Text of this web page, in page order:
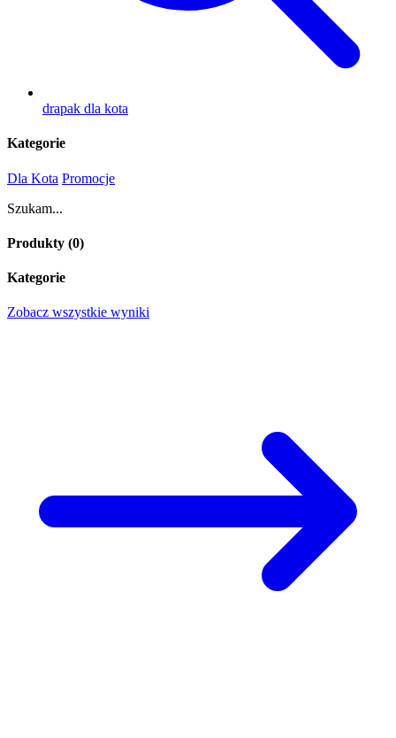
drapak dla kota
Kategorie
Dla Kota Promocje
Szukam...
Produkty (0)
Kategorie
Zobacz wszystkie wyniki